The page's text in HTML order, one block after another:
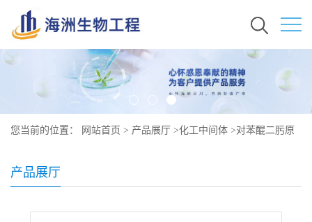
您当前的位置： 网站首页 > 产品展厅 >化工中间体 >对苯醌二肟原
产品展厅